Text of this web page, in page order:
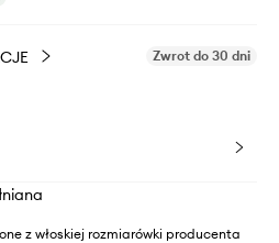
Zwrot do 30 dni
z włoskiej rozmiarówki producenta